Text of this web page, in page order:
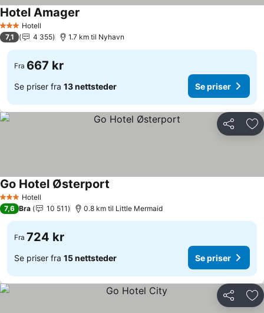
3 StjernerHotell
Hotel Amager
7,1 4 355 1.7 km til Nyhavn
Fra 667 kr
Se priser fra 13 nettsteder Se priser
Del
3 StjernerHotell
Go Hotel Østerport
7,6 Bra 10 511 0.8 km til Little Mermaid
Fra 724 kr
Se priser fra 15 nettsteder Se priser
Del